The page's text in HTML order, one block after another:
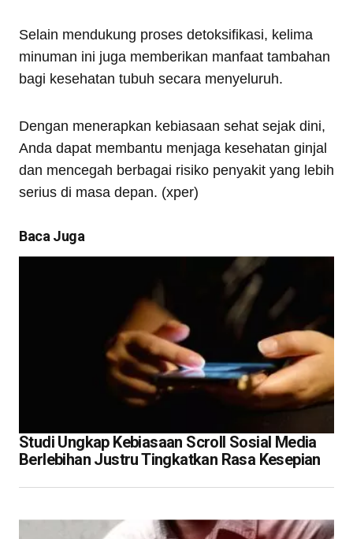
Selain mendukung proses detoksifikasi, kelima
minuman ini juga memberikan manfaat tambahan
bagi kesehatan tubuh secara menyeluruh.
Dengan menerapkan kebiasaan sehat sejak dini,
Anda dapat membantu menjaga kesehatan ginjal
dan mencegah berbagai risiko penyakit yang lebih
serius di masa depan. (xper)
Baca Juga
Studi Ungkap Kebiasaan Scroll Sosial Media
Berlebihan Justru Tingkatkan Rasa Kesepian